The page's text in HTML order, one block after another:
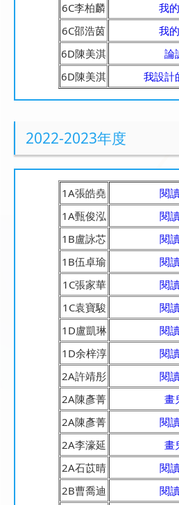
6C李柏麟
我
6C邵浩茵
我
6D陳美淇
論
6D陳美淇
我設計
2022-2023年度
1A張皓堯
閱
1A甄俊泓
閱
1B盧詠芯
閱
1B伍卓瑜
閱
1C張家華
閱
1C袁寶駿
閱
1D盧凱琳
閱
1D余梓淳
閱
2A許靖彤
閱
2A陳彥菁
畫
2A陳彥菁
閱
2A李濠延
畫
2A石苡晴
閱
2B曹喬迪
閱